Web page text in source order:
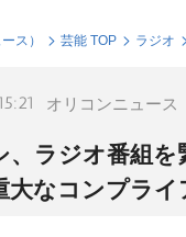
ス） 芸能 TOP ラジオ
オリコンニュース
、ラジオ番組
大なコンプライ